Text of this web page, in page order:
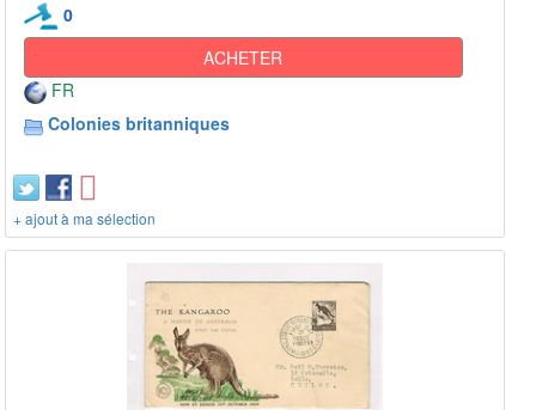
0
ACHETER
FR
Colonies britanniques
+ ajout à ma sélection